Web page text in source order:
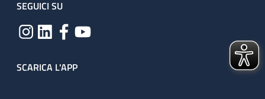
SEGUICI SU
SCARICA L'APP